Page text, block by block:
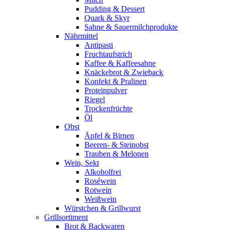
Pudding & Dessert
Quark & Skyr
Sahne & Sauermilchprodukte
Nährmittel
Antipasti
Fruchtaufstrich
Kaffee & Kaffeesahne
Knäckebrot & Zwieback
Konfekt & Pralinen
Proteinpulver
Riegel
Trockenfrüchte
Öl
Obst
Äpfel & Birnen
Beeren- & Steinobst
Trauben & Melonen
Wein, Sekt
Alkoholfrei
Roséwein
Rotwein
Weißwein
Würstchen & Grillwurst
Grillsortiment
Brot & Backwaren